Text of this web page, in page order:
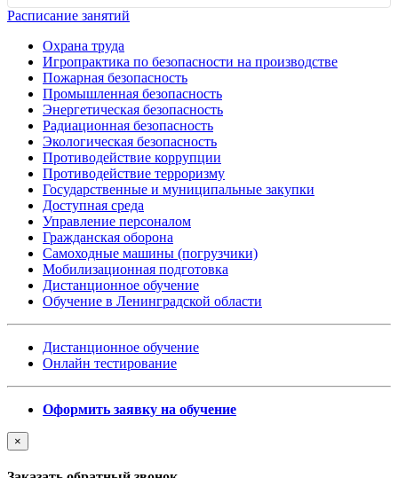
Расписание занятий
Охрана труда
Игропрактика по безопасности на производстве
Пожарная безопасность
Промышленная безопасность
Энергетическая безопасность
Радиационная безопасность
Экологическая безопасность
Противодействие коррупции
Противодействие терроризму
Государственные и муниципальные закупки
Доступная среда
Управление персоналом
Гражданская оборона
Самоходные машины (погрузчики)
Мобилизационная подготовка
Дистанционное обучение
Обучение в Ленинградской области
Дистанционное обучение
Онлайн тестирование
Оформить заявку на обучение
×